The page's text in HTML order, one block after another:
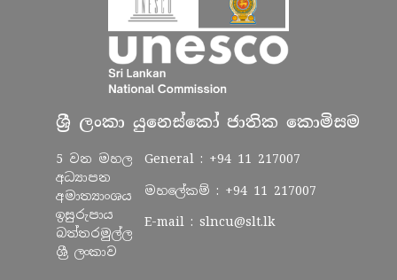
ශ්‍රී ලංකා යුනෙස්කෝ ජාතික කොමිසම
5 වන මහල
අධ්‍යාපන
අමාත්‍යාංශය
ඉසුරුපාය
බත්තරමුල්ල
ශ්‍රී ලංකාව
General : +94 11 217007
මහලේකම් : +94 11 217007
E-mail : slncu@slt.lk